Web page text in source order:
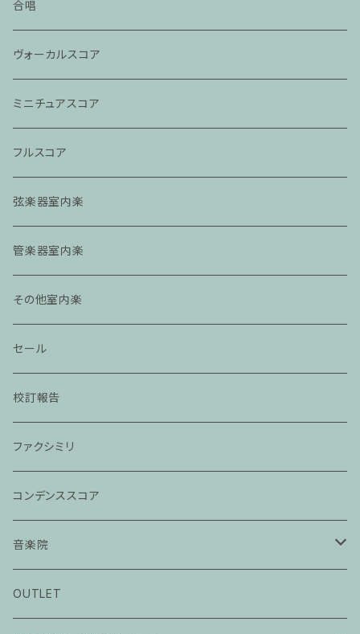
合唱
ヴォーカルスコア
ミニチュアスコア
フルスコア
弦楽器室内楽
管楽器室内楽
その他室内楽
セール
校訂報告
ファクシミリ
コンデンススコア
音楽院
ピアノ科３０分レッスン
OUTLET